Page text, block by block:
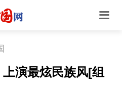
演最炫民族风[组